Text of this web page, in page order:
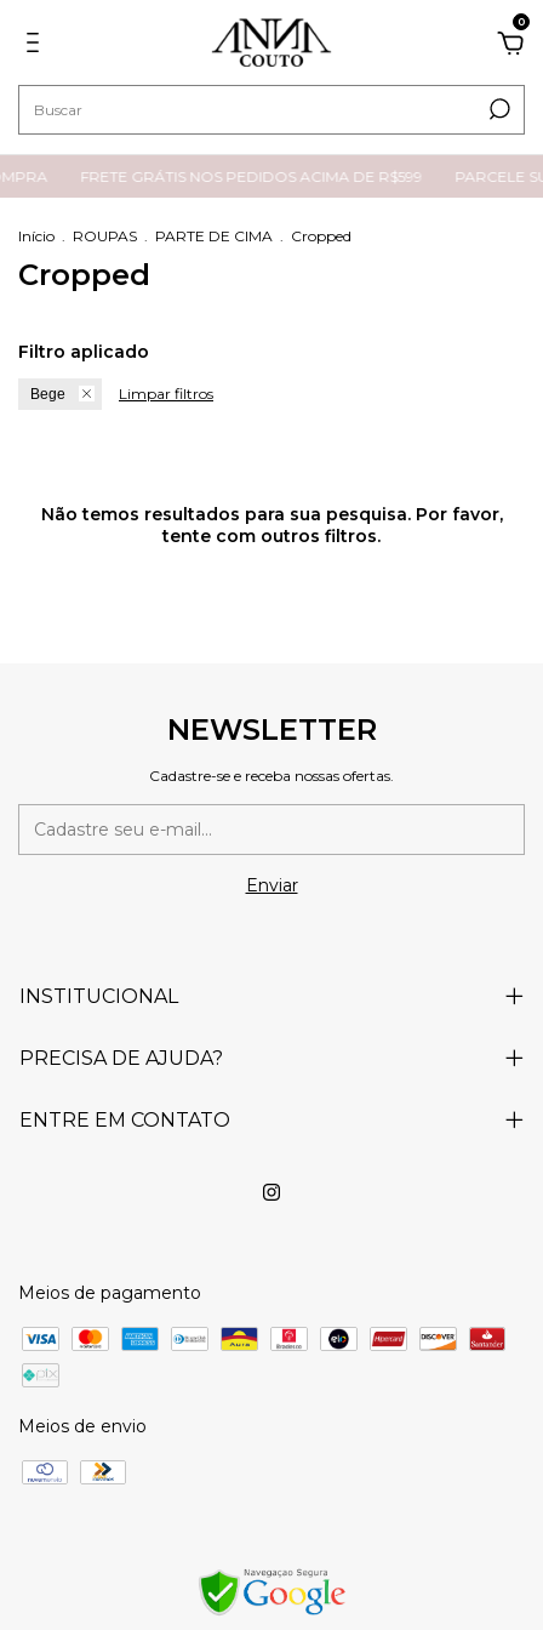
0
FRETE GRÁTIS NOS PEDIDOS ACIMA DE R$599 PARCELE
Início . ROUPAS . PARTE DE CIMA . Cropped
Cropped
Filtro aplicado
Bege Limpar filtros
Não temos resultados para sua pesquisa. Por favor,
tente com outros filtros.
NEWSLETTER
Cadastre-se e receba nossas ofertas.
INSTITUCIONAL
PRECISA DE AJUDA?
ENTRE EM CONTATO
Meios de pagamento
Meios de envio